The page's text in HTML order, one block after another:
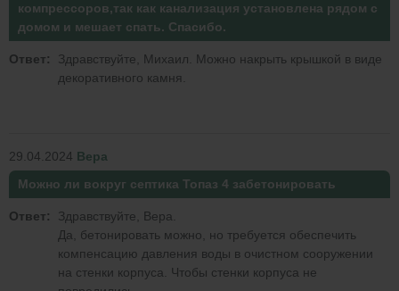
компрессоров,так как канализация установлена рядом с
домом и мешает спать. Спасибо.
Ответ:
Здравствуйте, Михаил. Можно накрыть крышкой в виде
декоративного камня.
29.04.2024 Вера
Можно ли вокруг септика Топаз 4 забетонировать
Ответ:
Здравствуйте, Вера.
Да, бетонировать можно, но требуется обеспечить
компенсацию давления воды в очистном сооружении
на стенки корпуса. Чтобы стенки корпуса не